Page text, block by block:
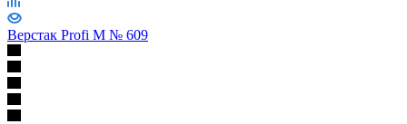
Верстак Profi M № 609